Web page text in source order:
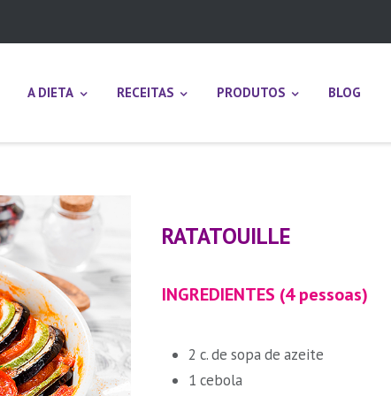
A DIETA RECEITAS PRODUTOS BLOG
RATATOUILLE
INGREDIENTES (4 pessoas)
2 c. de sopa de azeite
1 cebola